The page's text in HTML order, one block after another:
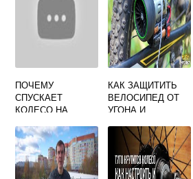
ПОЧЕМУ
СПУСКАЕТ
КОЛЕСО НА
КАМЕРА НОВАЯ
КАК ЗАЩИТИТЬ
ВЕЛОСИПЕД ОТ
УГОНА И
ОДНОГО
ВЕЛОСИПЕДНОГО
ЗАМКА?